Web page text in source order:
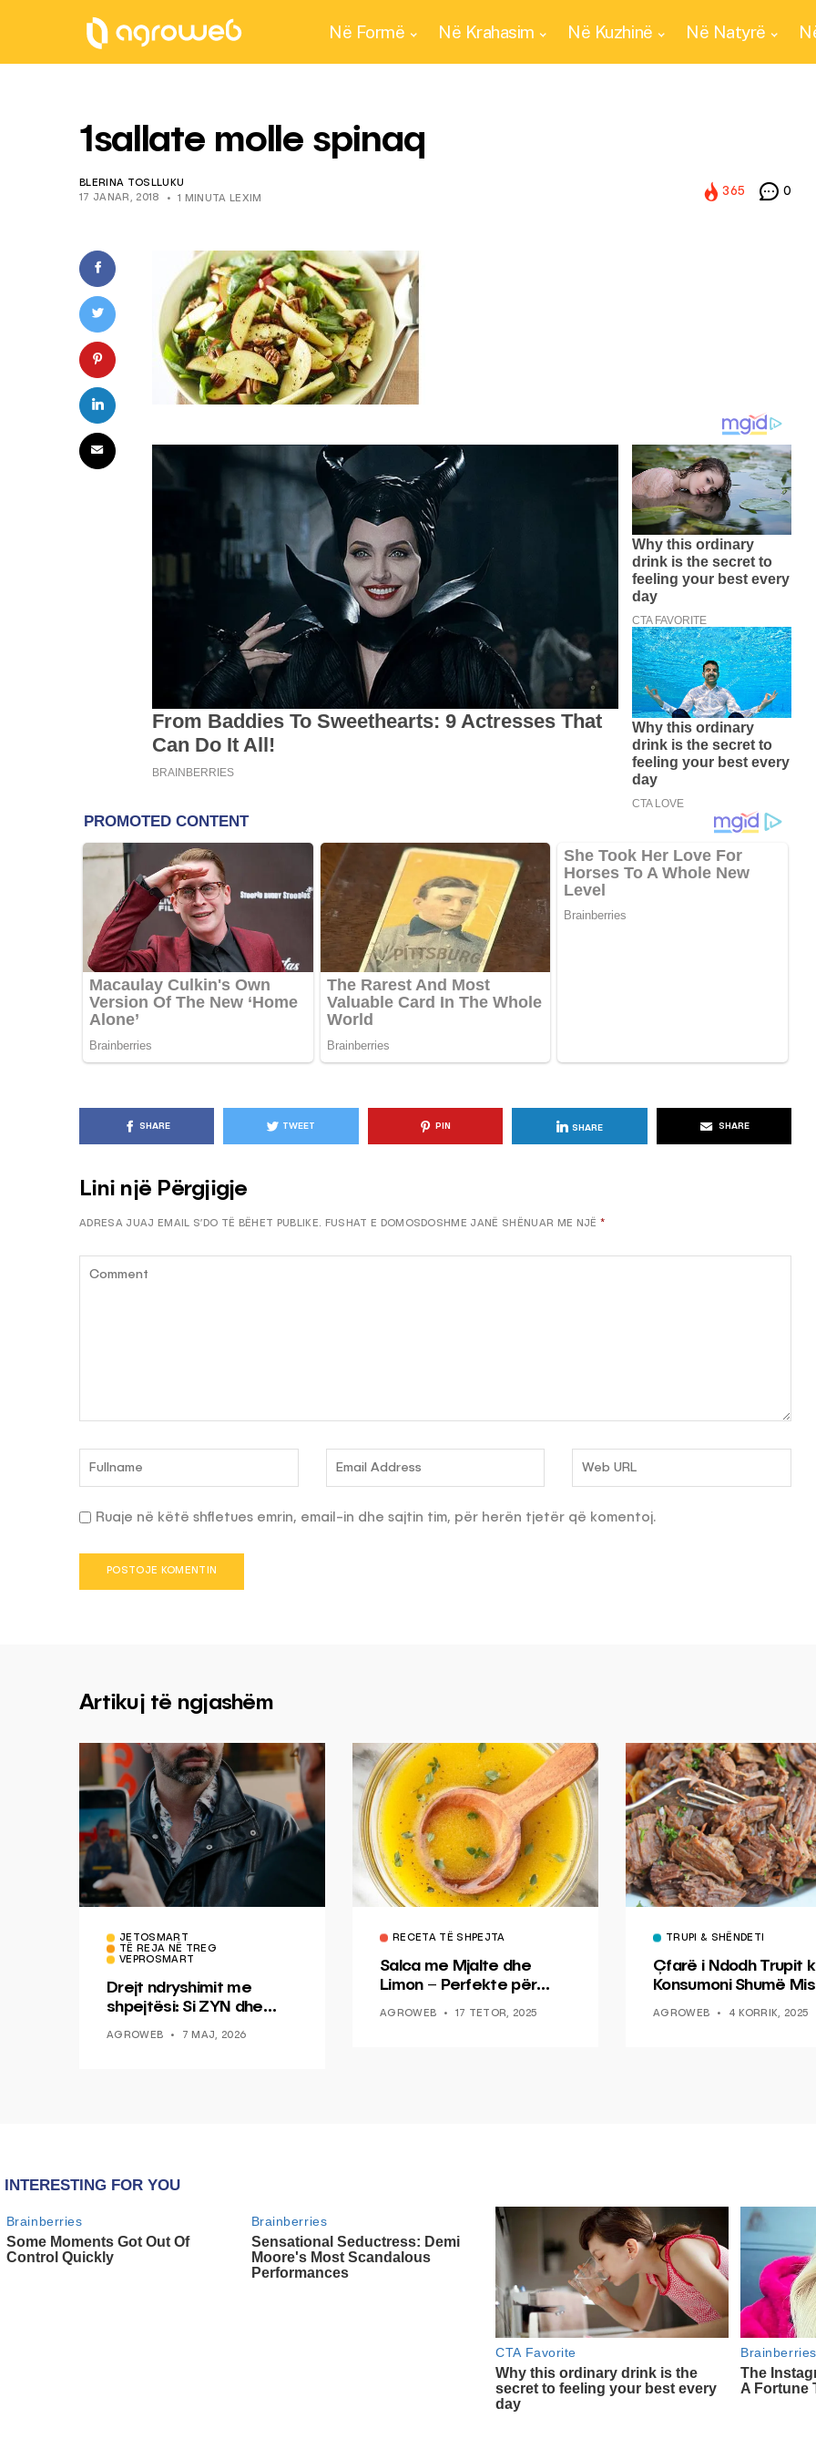
Në Formë Në Krahasim Në Kuzhinë Në Natyrë
1sallate molle spinaq
BLERINA TOSLLUKU
17 JANAR, 2018
1 MINUTA LEXIM
365 0
SHARE TWEET PIN SHARE SHARE
Lini një Përgjigje
ADRESA JUAJ EMAIL S’DO TË BËHET PUBLIKE. FUSHAT E DOMOSDOSHME JANË SHËNUAR ME NJË *
Ruaje në këtë shfletues emrin, email-in dhe sajtin tim, për herën tjetër që komentoj.
KËSHILLA & IDE
Pse Nuk Duhet të Përdorni
Letrën e Aluminit për Ruajtjen
e Ushqimeve
AGROWEB 7 QERSHOR, 2025
KËSHILLA & IDE
Rreziqet dhe Problemet që
Artikuj të ngjashëm
JETOSMART
TË REJA NË TREG
VEPROSMART
Drejt ndryshimit me
shpejtësi: Si ZYN dhe
epokë të re pa tym
AGROWEB 7 MAJ, 2026
RECETA TË SHPEJTA
Salca me Mjalte dhe
Limon – Perfekte për
AGROWEB 17 TETOR, 2025
TRUPI & SHËNDETI
Çfarë i Ndodh Trupit
Konsumoni Shumë
AGROWEB 4 KORRIK, 2025